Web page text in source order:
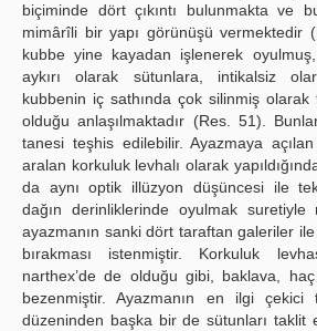
biçiminde dört çıkıntı bulunmakta ve
mimârîli bir yapı görünüşü vermektedir
kubbe yine kayadan işlenerek
aykırı olarak sütunlara, intikalsiz
kubbenin iç sathında çok silinmiş
olduğu anlaşılmaktadır (Res. 51).
tanesi teşhis edilebilir. Ayazmaya
aralan korkuluk levhalı olarak
da aynı optik illüzyon düşüncesi ile
dağın derinliklerinde oyulmak
ayazmanın sanki dört taraftan galeriler
bırakması istenmiştir. Korkuluk
narthex’de de olduğu gibi, baklava,
bezenmiştir. Ayazmanın en ilgi
düzeninden başka bir de sütunları taklit